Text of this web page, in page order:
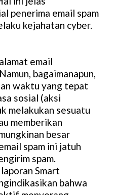
penerima email spam
kejahatan cyber.
email
bagaimanapun,
waktu yang tepat
sosial (aksi
melakukan sesuatu
memberikan
besar
spam ini jatuh
spam.
Smart
bahwa